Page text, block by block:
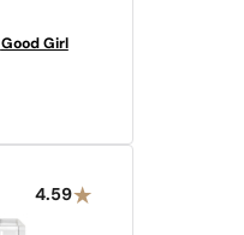
Good Girl
4.59